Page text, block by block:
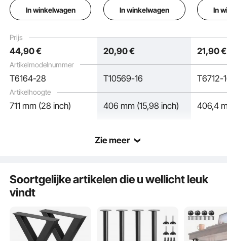
Prijs
Artikelmodelnummer
Artikelhoogte
kg, tafelpoten van
koolstofstaal,
meubelpoten, zwart,
voor keukentafels,
consoletafels in de
woonkamer,
studiotafels, etc.
In winkelwagen
montageplaat
Koolstofstaal
Gepoedercoat
227 kg Ideaal voor
Studiotafels
In winkelwagen In
44,90€ 20,90€ 21,90€
T6164-28 T10569-16 T6712-
711 mm (28 inch) 406 mm (15,98 inch) 406,4
Zie meer
Soortgelijke artikelen die u wellicht leuk
vindt